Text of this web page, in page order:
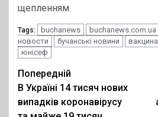
щепленням.
Tags: buchanews buchanews.com.ua
новости
бучанські новини вакцина
юнісеф
Post
navigation
Попередній
В Україні 14 тисяч нових
випадків коронавірусу